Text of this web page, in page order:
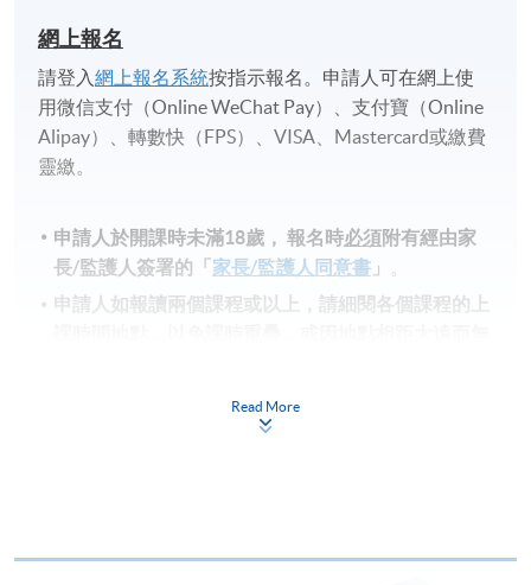
網上報名
請登入網上報名系統按指示報名。申請人可在網上使
用微信支付（Online WeChat Pay）、支付寶（Online
Alipay）、轉數快（FPS）、VISA、Mastercard或繳費
靈繳。
申請人於開課時未滿18歲​， 報名時必須附有經由家
長/監護人簽署的「家長/監護人同意書 」
申請人如報讀兩個課程或以上，請細閱各個課程的上
生須要付港幣120元手續費。
Read More